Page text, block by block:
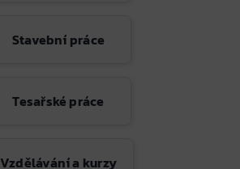
Stavební práce
Tesařské práce
Vzdělávání a kurzy